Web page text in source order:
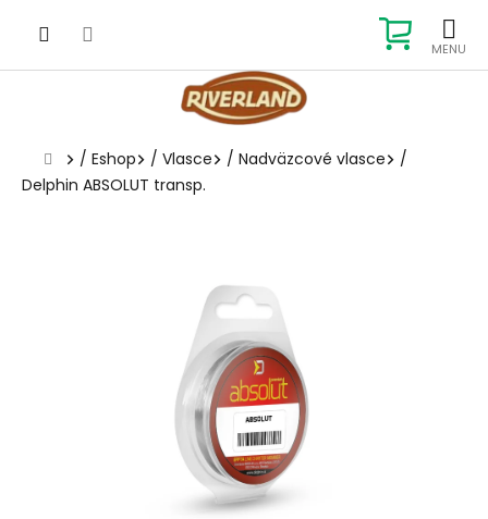
KOŠÍK
Domov
/ Eshop / Vlasce / Nadväzcové vlasce
/
Delphin ABSOLUT transp.